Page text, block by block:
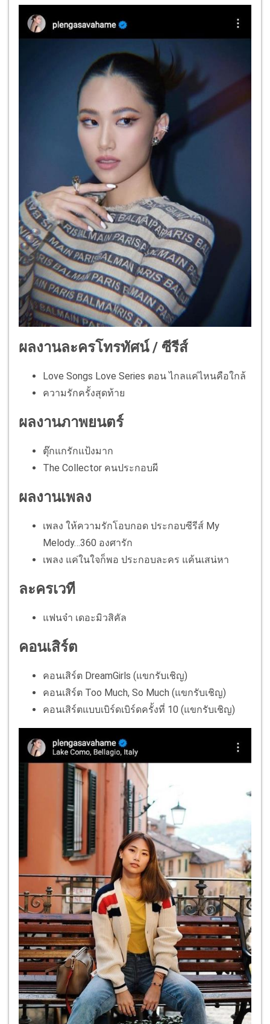
ผลงานละครโทรทัศน์ / ซีรีส์
Love Songs Love Series ตอน ไกลแค่ไหนคือใกล้
ความรักครั้งสุดท้าย
ผลงานภาพยนตร์
ตุ๊กแกรักแป้งมาก
The Collector คนประกอบผี
ผลงานเพลง
เพลง ให้ความรักโอบกอด ประกอบซีรีส์ My
Melody…360 องศารัก
เพลง แค่ในใจก็พอ ประกอบละคร แค้นเสน่หา
ละครเวที
แฟนจ๋า เดอะมิวสิคัล
คอนเสิร์ต
คอนเสิร์ต DreamGirls (แขกรับเชิญ)
คอนเสิร์ต Too Much, So Much (แขกรับเชิญ)
คอนเสิร์ตแบบเบิร์ดเบิร์ดครั้งที่ 10 (แขกรับเชิญ)